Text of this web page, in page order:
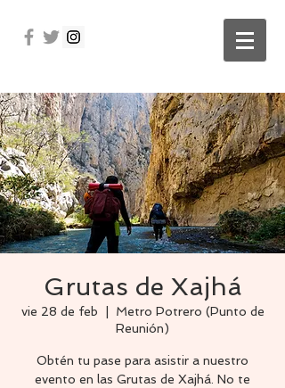
Grutas de Xajhá
vie 28 de feb
Metro Potrero (Punto de
Reunión)
Obtén tu pase para asistir a nuestro
evento en las Grutas de Xajhá. No te